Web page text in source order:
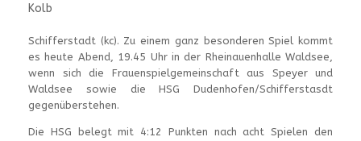
Kolb
Schifferstadt (kc). Zu einem ganz besonderen Spiel kommt
es heute Abend, 19.45 Uhr in der Rheinauenhalle Waldsee,
wenn sich die Frauenspielgemeinschaft aus Speyer und
Waldsee sowie die HSG Dudenhofen/Schifferstasdt
gegenüberstehen.
Die HSG belegt mit 4:12 Punkten nach acht Spielen den